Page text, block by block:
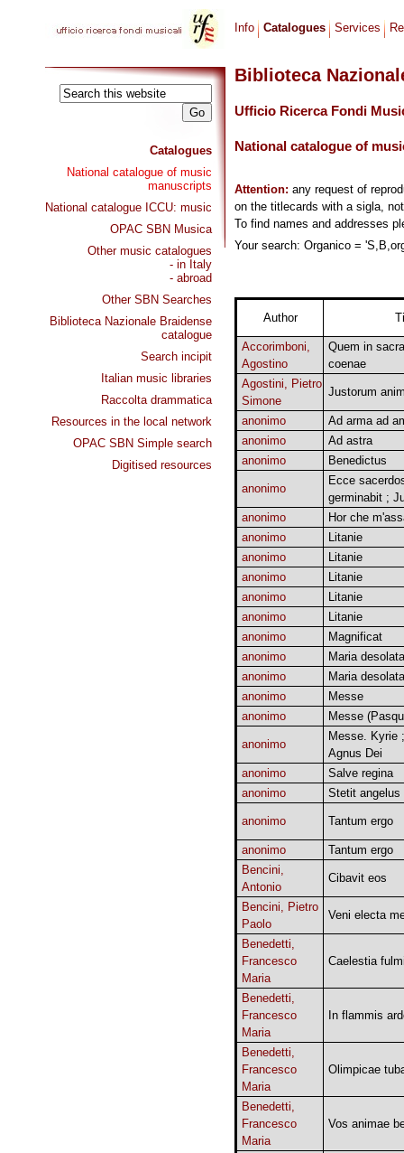
Catalogues
National catalogue of music
manuscripts
National catalogue ICCU: music
OPAC SBN Musica
Other music catalogues
- in Italy
- abroad
Other SBN Searches
Biblioteca Nazionale Braidense
catalogue
Search incipit
Italian music libraries
Raccolta drammatica
Resources in the local network
OPAC SBN Simple search
Digitised resources
Info Catalogues Services
Biblioteca
Ufficio Ricerca Fondi
National catalogue of
Attention: any request of
on the titlecards with a sigla,
To find names and addresses
Your search: Organico =
Author
Accorimboni,
Agostino
Quem in
coenae
Agostini, Pietro
Simone
Justorum
anonimo
Ad arma ad
anonimo
Ad astra
anonimo
Benedictus
anonimo
Ecce
germinabit ;
anonimo
Hor che
anonimo
Litanie
anonimo
Litanie
anonimo
Litanie
anonimo
Litanie
anonimo
Litanie
anonimo
Magnificat
anonimo
Maria desolata
anonimo
Maria desolata
anonimo
Messe
anonimo
Messe
anonimo
Messe. Kyrie
Agnus Dei
anonimo
Salve regina
anonimo
Stetit angelus
anonimo Tantum ergo
anonimo
Tantum ergo
Bencini,
Antonio
Cibavit eos
Bencini, Pietro
Paolo
Veni electa
Benedetti,
Francesco
Maria
Caelestia
Benedetti,
Francesco
Maria
In flammis
Benedetti,
Francesco
Maria
Olimpicae
Benedetti,
Francesco
Maria
Vos animae